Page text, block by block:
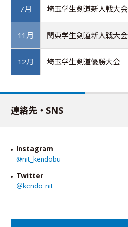
7月 埼玉学生剣道新人戦大会
11月 関東学生剣道新人戦大会
12月 埼玉学生剣道優勝大会
連絡先・SNS
Instagram
@nit_kendobu
Twitter
＠kendo_nit